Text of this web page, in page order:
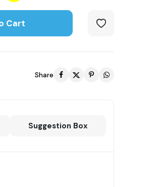
Cart
Share
Suggestion Box